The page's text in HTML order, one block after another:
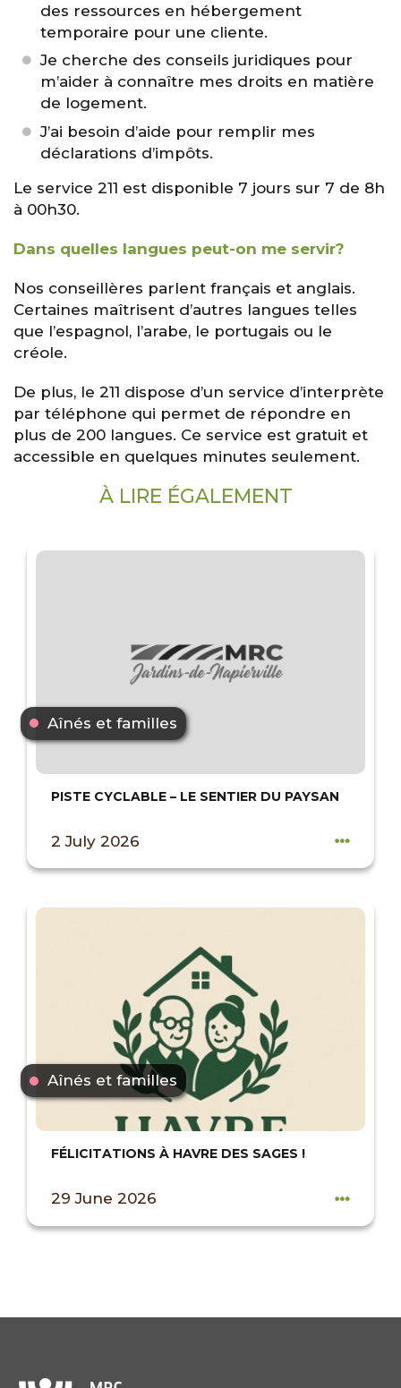
des ressources en hébergement
temporaire pour une cliente.
Je cherche des conseils juridiques pour
m’aider à connaître mes droits en matière
de logement.
J’ai besoin d’aide pour remplir mes
déclarations d’impôts.
Le service 211 est disponible 7 jours sur 7 de 8h
à 00h30.
Dans quelles langues peut-on me servir?
Nos conseillères parlent français et anglais.
Certaines maîtrisent d’autres langues telles
que l’espagnol, l’arabe, le portugais ou le
créole.
De plus, le 211 dispose d’un service d’interprète
par téléphone qui permet de répondre en
plus de 200 langues. Ce service est gratuit et
accessible en quelques minutes seulement.
À LIRE ÉGALEMENT
Aînés et familles
PISTE CYCLABLE – LE SENTIER DU PAYSAN
2 July 2026
Aînés et familles
FÉLICITATIONS À HAVRE DES SAGES !
29 June 2026